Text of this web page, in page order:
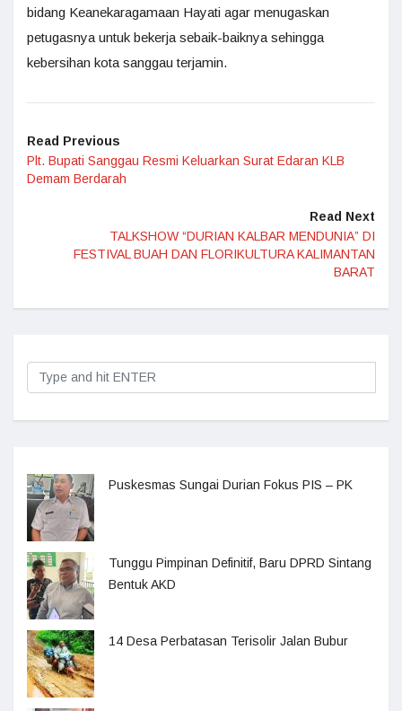
bidang Keanekaragamaan Hayati agar menugaskan
petugasnya untuk bekerja sebaik-baiknya sehingga
kebersihan kota sanggau terjamin.
Read Previous
Plt. Bupati Sanggau Resmi Keluarkan Surat Edaran KLB
Demam Berdarah
Read Next
TALKSHOW “DURIAN KALBAR MENDUNIA” DI
FESTIVAL BUAH DAN FLORIKULTURA KALIMANTAN
BARAT
Puskesmas Sungai Durian Fokus PIS – PK
Tunggu Pimpinan Definitif, Baru DPRD Sintang
Bentuk AKD
14 Desa Perbatasan Terisolir Jalan Bubur